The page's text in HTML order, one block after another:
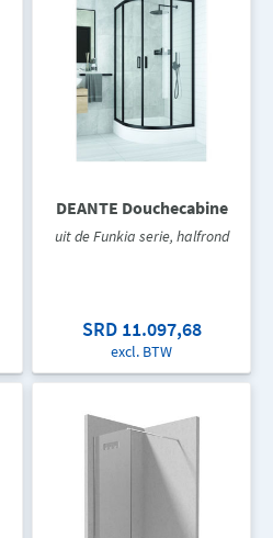
DEANTE Douchecabine
uit de Funkia serie, halfrond
SRD 11.097,68
excl. BTW